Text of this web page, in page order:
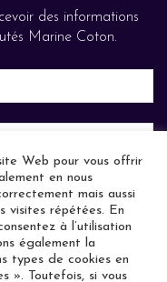
des informations
Marine Coton.
Web pour vous offrir
en nous
mais aussi
visites répétées. En
à l’utilisation
également la
types de cookies en
». Toutefois, si vous